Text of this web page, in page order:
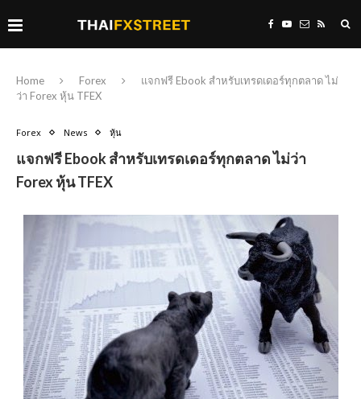
Home Forex
แจกฟรี Ebook สำหรับเทรดเดอร์ทุกตลาด ไม่
ว่า Forex หุ้น TFEX
Forex News หุ้น
แจกฟรี Ebook สำหรับเทรดเดอร์ทุกตลาด ไม่ว่า
Forex หุ้น TFEX